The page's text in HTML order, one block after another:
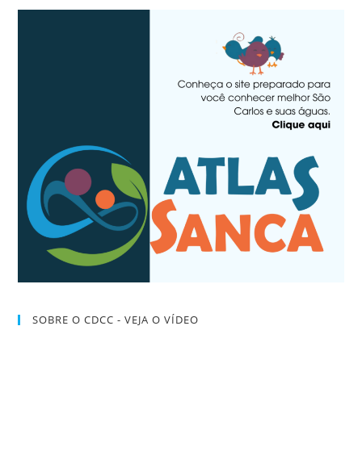
SOBRE O CDCC - VEJA O VÍDEO